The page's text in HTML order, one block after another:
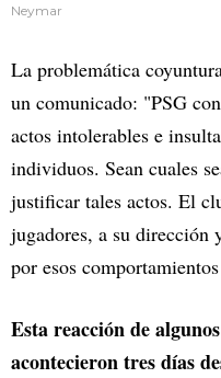
Neymar
La problemática
un comunicado: "PSG
actos intolerables e
individuos. Sean cuales
justificar tales actos. El
jugadores, a su dirección
por esos
Esta reacción de
acontecieron tres días